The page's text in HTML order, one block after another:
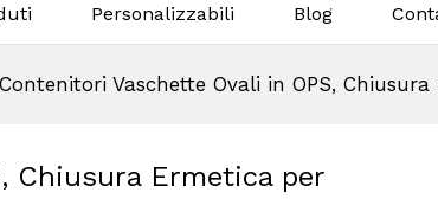
Personalizzabili Blog
Contenitori Vaschette Ovali in OPS,
Chiusura Ermetica per